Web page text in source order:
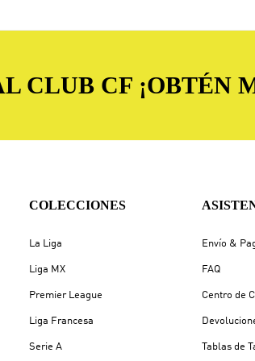
CLUB CF ¡OBTÉN
COLECCIONES
La Liga
Liga MX
Premier League
Liga Francesa
Serie A
Envío &
FAQ
Centro de
Tablas de